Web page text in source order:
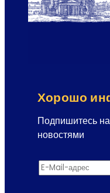
Хорошо
Подпишитесь
новостями
E
-E-Mail-адрес